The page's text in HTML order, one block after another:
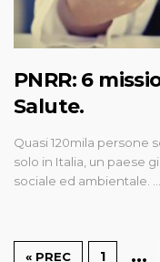
PNRR: 6
Salute.
Quasi 120mila persone
solo in Italia, un paese
sociale ed ambientale. …
« PREC 1 …